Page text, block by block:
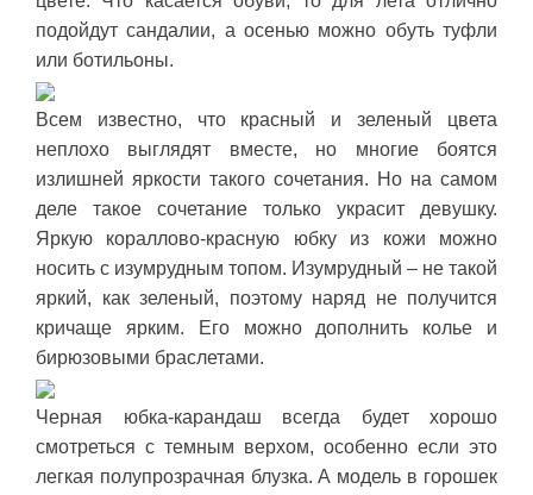
подойдут сандалии, а осенью можно обуть туфли
или ботильоны.
Всем известно, что красный и зеленый цвета
неплохо выглядят вместе, но многие боятся
излишней яркости такого сочетания. Но на самом
деле такое сочетание только украсит девушку.
Яркую кораллово-красную юбку из кожи можно
носить с изумрудным топом. Изумрудный – не такой
яркий, как зеленый, поэтому наряд не получится
кричаще ярким. Его можно дополнить колье и
бирюзовыми браслетами.
Черная юбка-карандаш всегда будет хорошо
смотреться с темным верхом, особенно если это
легкая полупрозрачная блузка. А модель в горошек